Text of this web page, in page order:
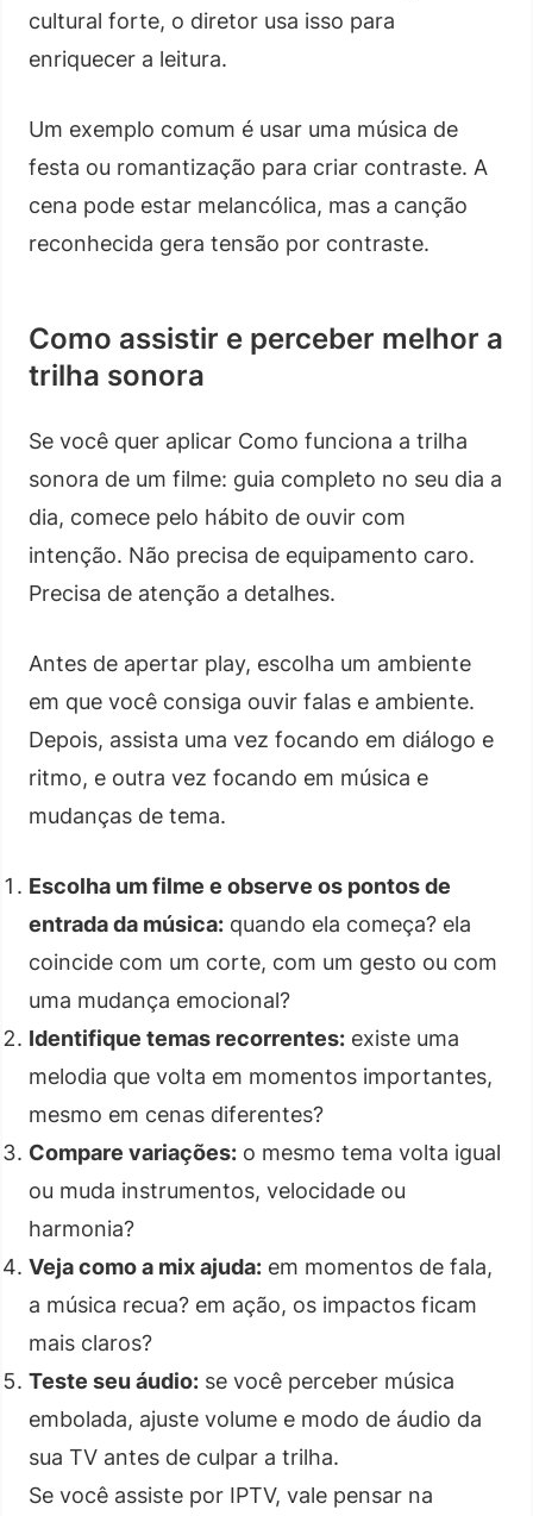
cultural forte, o diretor usa isso para
enriquecer a leitura.
Um exemplo comum é usar uma música de
festa ou romantização para criar contraste. A
cena pode estar melancólica, mas a canção
reconhecida gera tensão por contraste.
Como assistir e perceber melhor a
trilha sonora
Se você quer aplicar Como funciona a trilha
sonora de um filme: guia completo no seu dia a
dia, comece pelo hábito de ouvir com
intenção. Não precisa de equipamento caro.
Precisa de atenção a detalhes.
Antes de apertar play, escolha um ambiente
em que você consiga ouvir falas e ambiente.
Depois, assista uma vez focando em diálogo e
ritmo, e outra vez focando em música e
mudanças de tema.
Escolha um filme e observe os pontos de
entrada da música: quando ela começa? ela
coincide com um corte, com um gesto ou com
uma mudança emocional?
Identifique temas recorrentes: existe uma
melodia que volta em momentos importantes,
mesmo em cenas diferentes?
Compare variações: o mesmo tema volta igual
ou muda instrumentos, velocidade ou
harmonia?
Veja como a mix ajuda: em momentos de fala,
a música recua? em ação, os impactos ficam
mais claros?
Teste seu áudio: se você perceber música
embolada, ajuste volume e modo de áudio da
sua TV antes de culpar a trilha.
Se você assiste por IPTV, vale pensar na